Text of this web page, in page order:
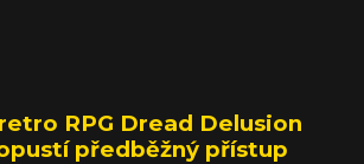
RPG Dread Delusion
předběžný přístup